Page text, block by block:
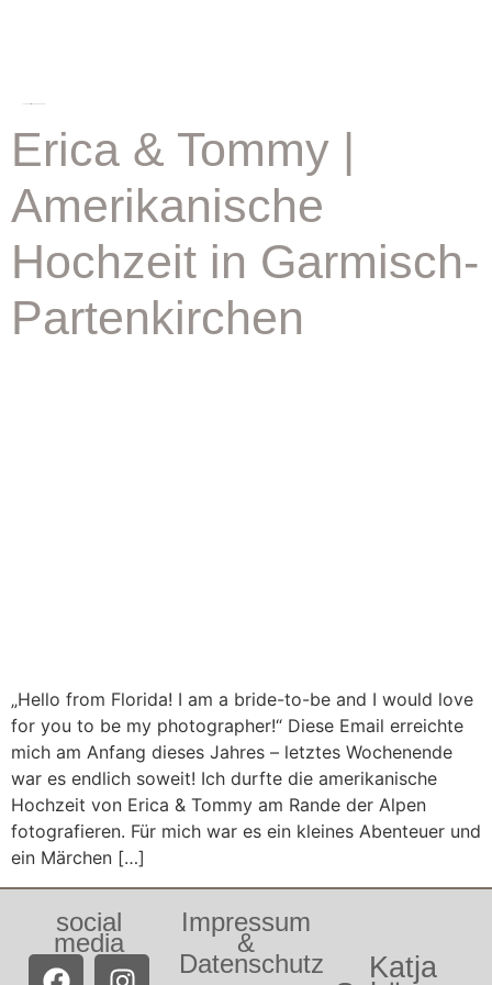
Erica & Tommy |
Amerikanische
Hochzeit in Garmisch-
Partenkirchen
„Hello from Florida! I am a bride-to-be and I would love
for you to be my photographer!“ Diese Email erreichte
mich am Anfang dieses Jahres – letztes Wochenende
war es endlich soweit! Ich durfte die amerikanische
Hochzeit von Erica & Tommy am Rande der Alpen
fotografieren. Für mich war es ein kleines Abenteuer und
ein Märchen […]
social
media
Impressum
&
Datenschutz
Katja